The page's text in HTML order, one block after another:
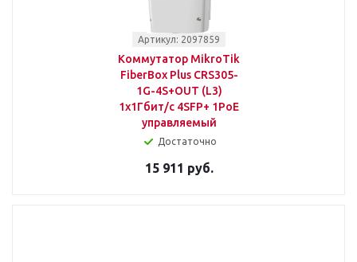
Артикул: 2097859
Коммутатор MikroTik
FiberBox Plus CRS305-
1G-4S+OUT (L3)
1x1Гбит/с 4SFP+ 1PoE
управляемый
Достаточно
15 911 руб.